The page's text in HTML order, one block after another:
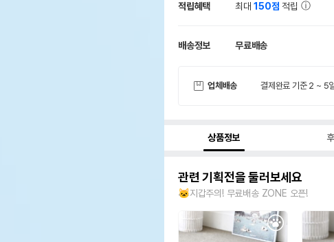
적립혜택 최대150점 적립
배송정보 무료배송
업체배송 결제완료 기준 2 ~ 5
상품정보
관련 기획전을 둘러보세요
🐱지갑주의! 무료배송 ZONE 오픈!